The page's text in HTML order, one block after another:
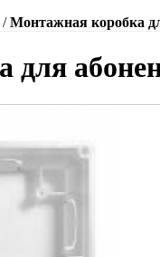
/Монтажная коробка